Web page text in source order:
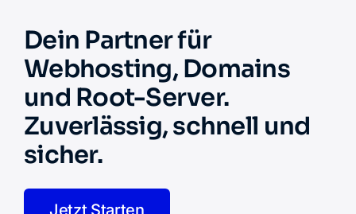
Dein Partner für
Webhosting, Domains
und Root-Server.
Zuverlässig, schnell und
sicher.
Jetzt Starten